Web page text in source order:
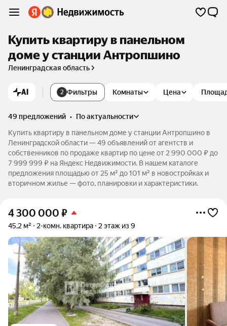
Купить квартиру в панельном
доме у станции Антропшино
Ленинградская область
AI 2 Фильтры Комнаты Цена
49 предложений •
по актуальности
Купить квартиру в панельном доме у станции Антропшино в
Ленинградской области — 49 объявлений от агентств и
собственников по продаже квартир по цене от 2 990 000 ₽ до
7 999 999 ₽ на Яндекс Недвижимости. В нашем каталоге
предложения площадью от 25 м² до 101 м² в новостройках и
вторичном жилье — фото, планировки и характеристики.
4 300 000 ₽
45,2 м² 2-комн. квартира 2 этаж из 9